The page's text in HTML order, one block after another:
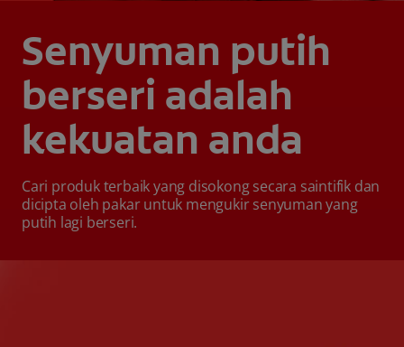
Senyuman putih
berseri adalah
kekuatan anda
Cari produk terbaik yang disokong secara saintifik dan
dicipta oleh pakar untuk mengukir senyuman yang
putih lagi berseri.